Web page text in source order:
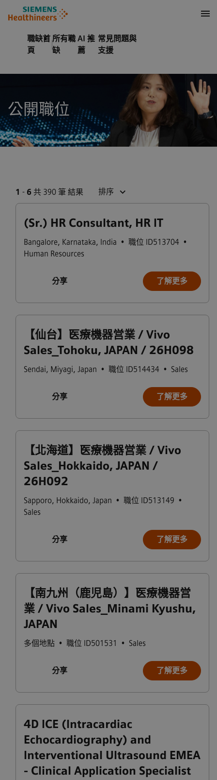
職缺首
頁
所有職
缺
AI 推
薦
常見問題與
支援
公開職位
1 - 6 共 390 筆 結果 排序
(Sr.) HR Consultant, HR IT
Bangalore, Karnataka, India • 職位 ID513704 •
Human Resources
分享 了解更多
【仙台】医療機器営業 / Vivo
Sales_Tohoku, JAPAN / 26H098
Sendai, Miyagi, Japan • 職位 ID514434 • Sales
分享 了解更多
【北海道】医療機器営業 / Vivo
Sales_Hokkaido, JAPAN /
26H092
Sapporo, Hokkaido, Japan • 職位 ID513149 •
Sales
分享 了解更多
【南九州（鹿児島）】医療機器営
業 / Vivo Sales_Minami Kyushu,
JAPAN
多個地點 • 職位 ID501531 • Sales
分享 了解更多
4D ICE (Intracardiac
Echocardiography) and
Interventional Ultrasound EMEA
- Clinical Application Specialist